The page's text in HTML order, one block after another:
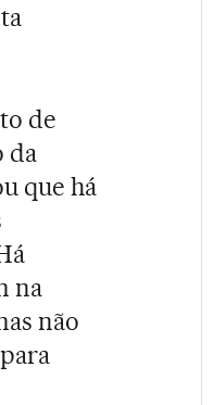
de
da
que há
na
não